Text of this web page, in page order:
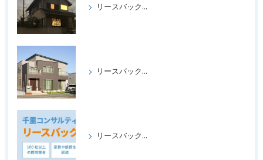
リースバックをして喜ばれたケース パートⅢ
リースバックをして、喜ばれたケース、パートⅡ
リースバックの成功事例パート1